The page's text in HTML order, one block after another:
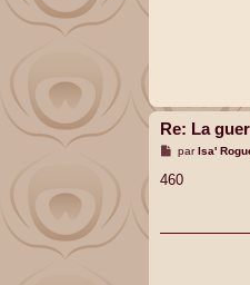
Re: La
M
s
parIsa'
460